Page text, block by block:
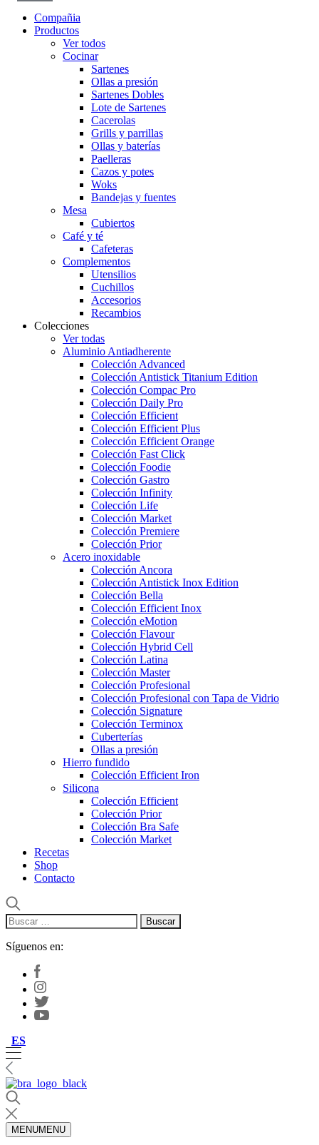
Compañia
Productos
Ver todos
Cocinar
Sartenes
Ollas a presión
Sartenes Dobles
Lote de Sartenes
Cacerolas
Grills y parrillas
Ollas y baterías
Paelleras
Cazos y potes
Woks
Bandejas y fuentes
Mesa
Cubiertos
Café y té
Cafeteras
Complementos
Utensilios
Cuchillos
Accesorios
Recambios
Colecciones
Ver todas
Aluminio Antiadherente
Colección Advanced
Colección Antistick Titanium Edition
Colección Compac Pro
Colección Daily Pro
Colección Efficient
Colección Efficient Plus
Colección Efficient Orange
Colección Fast Click
Colección Foodie
Colección Gastro
Colección Infinity
Colección Life
Colección Market
Colección Premiere
Colección Prior
Acero inoxidable
Colección Ancora
Colección Antistick Inox Edition
Colección Bella
Colección Efficient Inox
Colección eMotion
Colección Flavour
Colección Hybrid Cell
Colección Latina
Colección Master
Colección Profesional
Colección Profesional con Tapa de Vidrio
Colección Signature
Colección Terminox
Cuberterías
Ollas a presión
Hierro fundido
Colección Efficient Iron
Silicona
Colección Efficient
Colección Prior
Colección Bra Safe
Colección Market
Recetas
Shop
Contacto
Buscar:
Síguenos en:
ES
MENUMENU